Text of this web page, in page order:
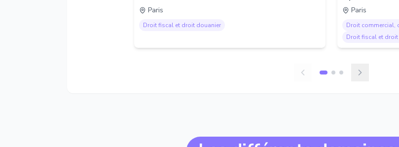
Paris
Droit fiscal et droit douanier
Paris
Droit commercial,
Droit fiscal et